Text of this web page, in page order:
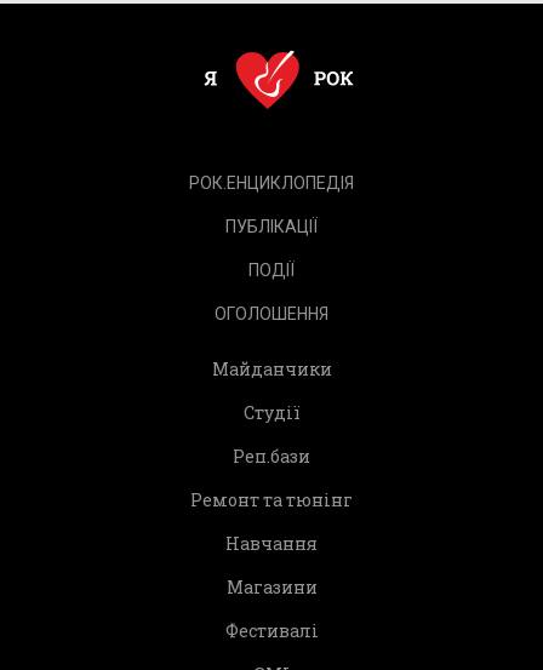
РОК.ЕНЦИКЛОПЕДІЯ
ПУБЛІКАЦІЇ
ПОДІЇ
ОГОЛОШЕННЯ
Майданчики
Студії
Реп.бази
Ремонт та тюнінг
Навчання
Магазини
Фестивалі